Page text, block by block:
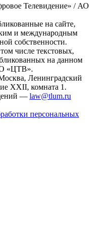
Телевидение» / АО
на сайте,
и международным
собственности.
числе текстовых,
на данном
«ЦТВ».
Ленинградский
XXII, комната 1.
— law@tlum.ru
персональных